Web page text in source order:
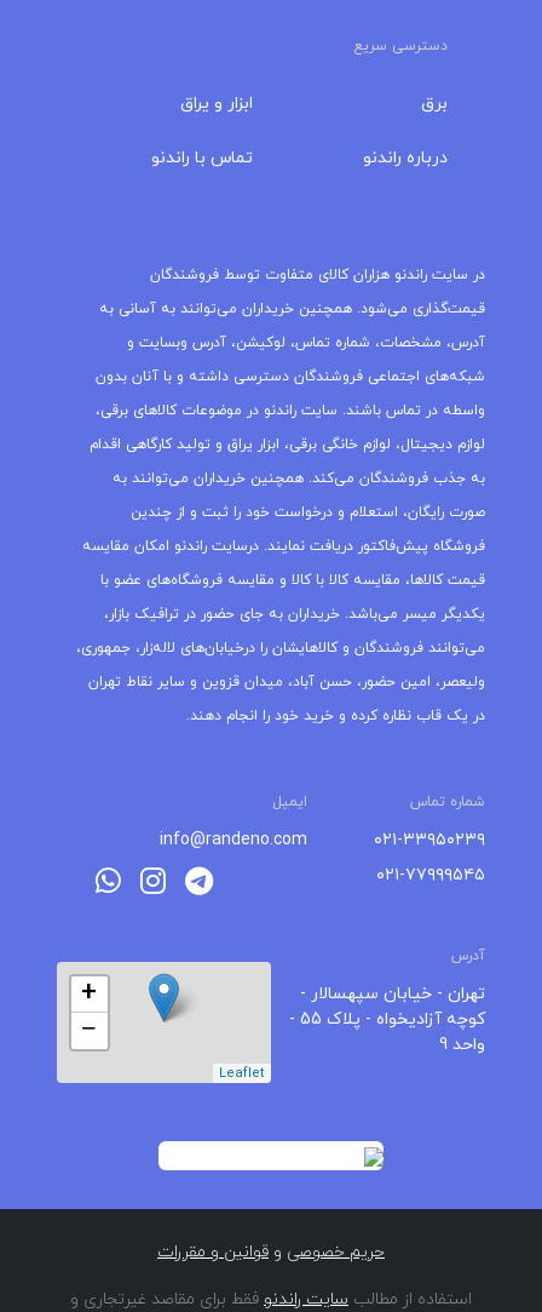
دسترسی سریع
برق
درباره‌ راندنو
ابزار و یراق
تماس با راندنو
در سایت راندنو هزاران کالای متفاوت توسط فروشندگان
قیمت‌گذاری می‌شود. همچنین خریداران می‌توانند به آسانی به
آدرس، مشخصات، شماره تماس، لوکیشن، آدرس وبسایت و
شبکه‌های اجتماعی فروشندگان دسترسی داشته و با آنان بدون
واسطه در تماس باشند. سایت راندنو در موضوعات کالاهای برقی،
لوازم دیجیتال، لوازم خانگی برقی، ابزار یراق و تولید کارگاهی اقدام
به جذب فروشندگان می‌کند. همچنین خریداران می‌توانند به
صورت رایگان، استعلام و درخواست خود را ثبت و از چندین
فروشگاه پیش‌فاکتور دریافت نمایند. درسایت راندنو امکان مقایسه
قیمت کالاها، مقایسه کالا با کالا و مقایسه فروشگاه‌های عضو با
یکدیگر میسر می‌باشد. خریداران به جای حضور در ترافیک بازار،
می‌توانند فروشندگان و کالاهایشان را درخیابان‌های لاله‌زار، جمهوری،
ولیعصر، امین حضور، حسن آباد، میدان قزوین و سایر نقاط تهران
در یک قاب نظاره کرده و خرید خود را انجام دهند.
شماره تماس ایمیل
۰۲۱-۳۳۹۵۰۲۳۹
۰۲۱-۷۷۹۹۹۵۴۵
info@randeno.com
آدرس
تهران - خیابان سپهسالار -
کوچه آزادیخواه - پلاک 55 -
واحد 9
+
−
Leaflet
حریم خصوصی و قوانین و مقررات
استفاده از مطالب سایت راندنو فقط برای مقاصد غیرتجاری و